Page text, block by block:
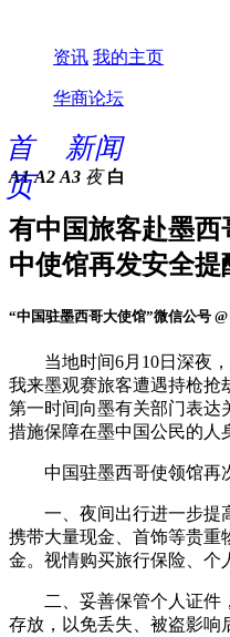
资讯 我的主页
华商论坛
首
页
新闻
A1 A2 A3 夜 白
有中国旅客赴墨
中使馆再发安全提
“中国驻墨西哥大使馆”微信公号
当地时间6月10日深夜
我来墨观赛旅客遭遇持枪抢
第一时间向墨有关部门表达
措施保障在墨中国公民的人
中国驻墨西哥使领馆再
一、夜间出行进一步提
携带大量现金、首饰等贵重
金。视情购买旅行保险、个
二、妥善保管个人证件
存放，以免丢失、被盗影响